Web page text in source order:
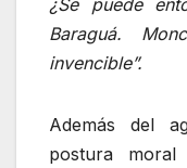
Baraguá.
invencible”.
Además del
postura